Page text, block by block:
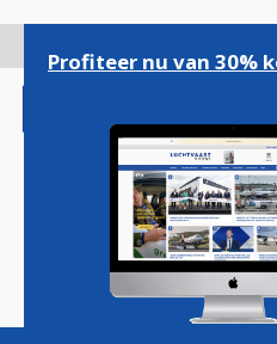
gaan
Magazine
Profiteer nu van 30%